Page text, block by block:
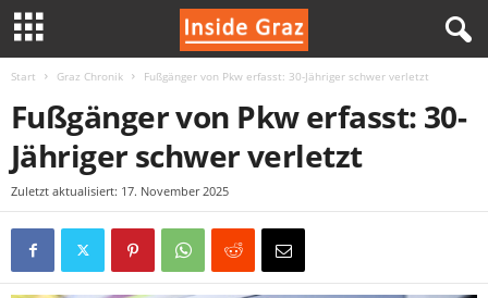
Start Graz Chronik Fußgänger von Pkw erfasst: 30-Jähriger schwer verletzt
Fußgänger von Pkw erfasst: 30-
Jähriger schwer verletzt
Zuletzt aktualisiert: 17. November 2025